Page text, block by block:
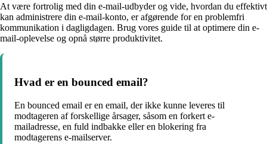
At være fortrolig med din e-mail-udbyder og vide, hvordan du effektivt
kan administrere din e-mail-konto, er afgørende for en problemfri
kommunikation i dagligdagen. Brug vores guide til at optimere din e-
mail-oplevelse og opnå større produktivitet.
Hvad er en bounced email?
En bounced email er en email, der ikke kunne leveres til
modtageren af forskellige årsager, såsom en forkert e-
mailadresse, en fuld indbakke eller en blokering fra
modtagerens e-mailserver.